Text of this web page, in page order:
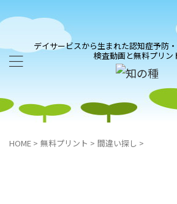
デイサービスから生まれた認知症予防
検査動画と無料プリン
HOME > 無料プリント > 間違い探し >